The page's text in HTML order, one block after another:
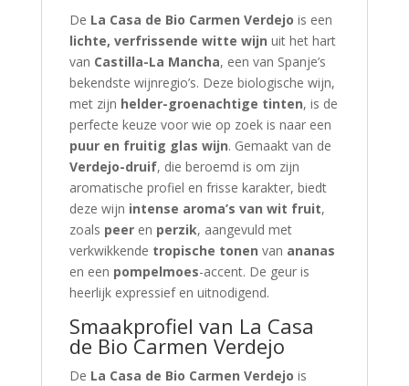
De La Casa de Bio Carmen Verdejo is een
lichte, verfrissende witte wijn uit het hart
van Castilla-La Mancha, een van Spanje’s
bekendste wijnregio’s. Deze biologische wijn,
met zijn helder-groenachtige tinten, is de
perfecte keuze voor wie op zoek is naar een
puur en fruitig glas wijn. Gemaakt van de
Verdejo-druif, die beroemd is om zijn
aromatische profiel en frisse karakter, biedt
deze wijn intense aroma’s van wit fruit,
zoals peeren perzik, aangevuld met
verkwikkende tropische tonen van ananas
en een pompelmoes-accent. De geur is
heerlijk expressief en uitnodigend.
Smaakprofiel van La Casa
de Bio Carmen Verdejo
De La Casa de Bio Carmen Verdejo is